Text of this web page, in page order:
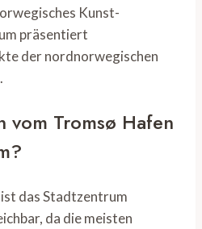
Kunst-
präsentiert
der nordnorwegischen
vom Tromsø Hafen
das Stadtzentrum
da die meisten